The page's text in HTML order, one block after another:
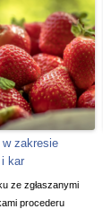
zakresie
i kar
ze zgłaszanymi
procederu